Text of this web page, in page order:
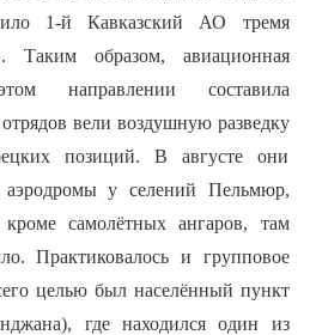
1-й Кавказский АО тремя
Таким образом, авиационная
направлении составила
вели воздушную разведку
позиций. В августе они
аэродромы у селений Пельмюр,
самолётных ангаров, там
Практиковалось и групповое
целью был населённый пункт
где находился один из